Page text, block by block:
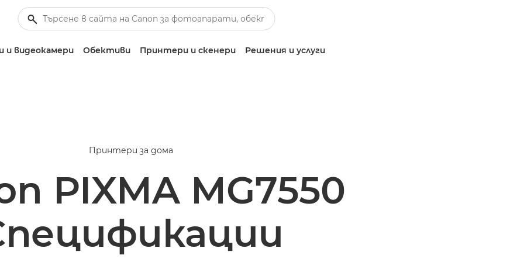
видеокамери Обективи Принтери и скенери Решения и услуги
Принтери за дома
PIXMA MG7550